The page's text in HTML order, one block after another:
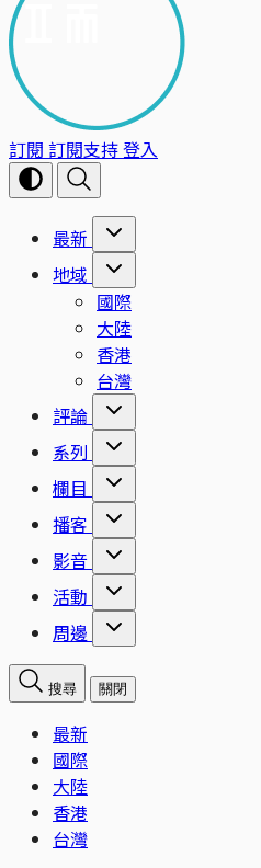
訂閱 訂閱支持登入
最新
地域
國際
大陸
香港
台灣
評論
系列
欄目
播客
影音
活動
周邊
搜尋 關閉
最新
國際
大陸
香港
台灣